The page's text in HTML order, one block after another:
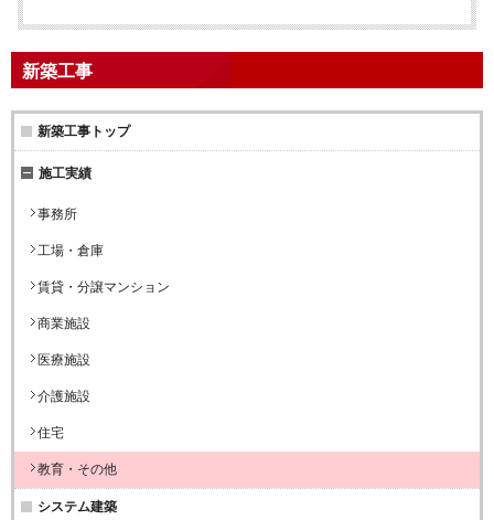
新築工事
新築工事トップ
施工実績
事務所
工場・倉庫
賃貸・分譲マンション
商業施設
医療施設
介護施設
住宅
教育・その他
システム建築